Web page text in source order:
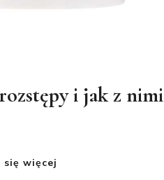
i jak z nimi
się więcej